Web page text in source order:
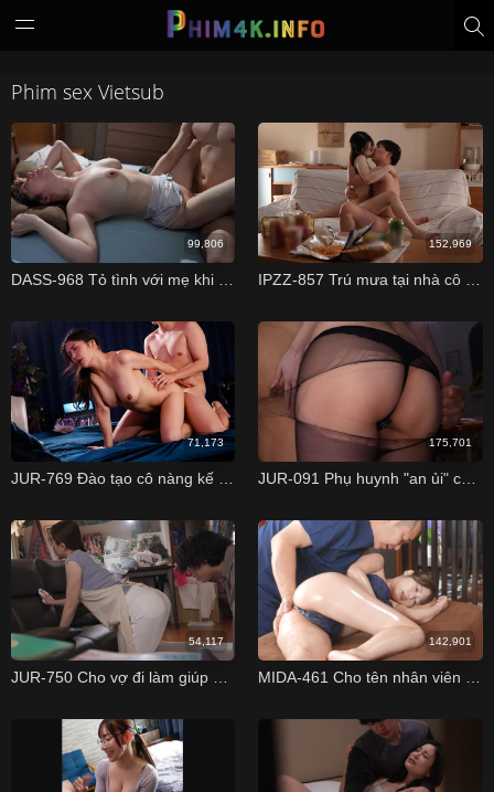
Phim sex Vietsub
99,806 152,969
71,173 175,701
54,117 142,901